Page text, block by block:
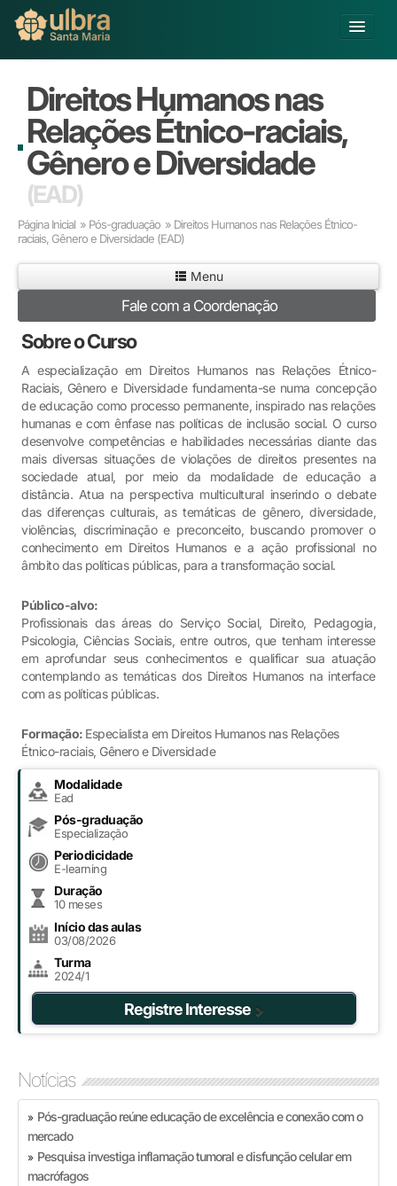
Buscar
Já sou Aluno
Matricule-se
Graduação
Extensão
Infraestrutura e Serviços
Inovação
Sobre a ULBRA
Direitos Humanos nas
Relações Étnico-raciais,
Gênero e Diversidade
(EAD)
Página Inicial » Pós-graduação » Direitos Humanos nas Relações Étnico-
raciais, Gênero e Diversidade (EAD)
Menu
Fale com a Coordenação
Sobre o Curso
A especialização em Direitos Humanos nas Relações Étnico-
Raciais, Gênero e Diversidade fundamenta-se numa concepção
de educação como processo permanente, inspirado nas relações
humanas e com ênfase nas políticas de inclusão social. O curso
desenvolve competências e habilidades necessárias diante das
mais diversas situações de violações de direitos presentes na
sociedade atual, por meio da modalidade de educação a
distância. Atua na perspectiva multicultural inserindo o debate
das diferenças culturais, as temáticas de gênero, diversidade,
violências, discriminação e preconceito, buscando promover o
conhecimento em Direitos Humanos e a ação profissional no
âmbito das políticas públicas, para a transformação social.
Público-alvo:
Profissionais das áreas do Serviço Social, Direito, Pedagogia,
Psicologia, Ciências Sociais, entre outros, que tenham interesse
em aprofundar seus conhecimentos e qualificar sua atuação
contemplando as temáticas dos Direitos Humanos na interface
com as políticas públicas.
Formação: Especialista em Direitos Humanos nas Relações
Étnico-raciais, Gênero e Diversidade
Modalidade
Ead
Pós-graduação
Especialização
Periodicidade
E-learning
Duração
10 meses
Início das aulas
03/08/2026
Turma
2024/1
Registre Interesse
Notícias
» Pós-graduação reúne educação de excelência e conexão com o
mercado
» Pesquisa investiga inflamação tumoral e disfunção celular em
macrófagos